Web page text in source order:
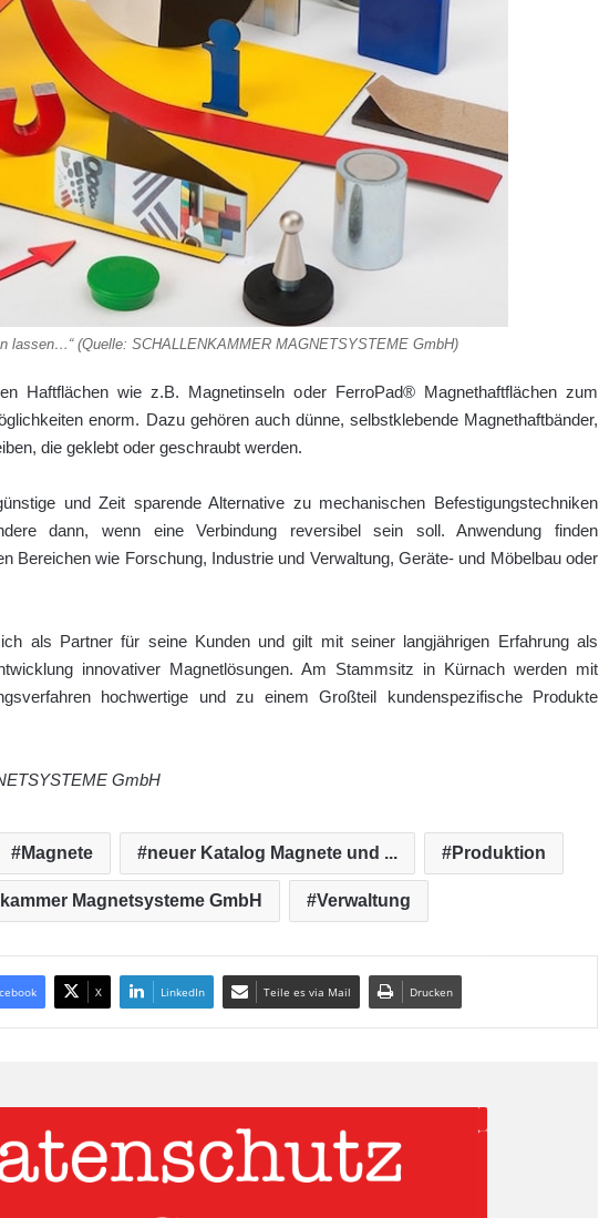
lassen…“ (Quelle: SCHALLENKAMMER MAGNETSYSTEME GmbH)
Haftflächen wie z.B. Magnetinseln oder FerroPad® Magnethaftflächen zum
enorm. Dazu gehören auch dünne, selbstklebende Magnethaftbänder,
die geklebt oder geschraubt werden.
und Zeit sparende Alternative zu mechanischen Befestigungstechniken
dann, wenn eine Verbindung reversibel sein soll. Anwendung finden
Bereichen wie Forschung, Industrie und Verwaltung, Geräte- und Möbelbau oder
als Partner für seine Kunden und gilt mit seiner langjährigen Erfahrung als
innovativer Magnetlösungen. Am Stammsitz in Kürnach werden mit
hochwertige und zu einem Großteil kundenspezifische Produkte
GmbH
Magnete neuer Katalog Magnete und ... Produktion
Magnetsysteme GmbH Verwaltung
X LinkedIn Teile es via Mail Drucken